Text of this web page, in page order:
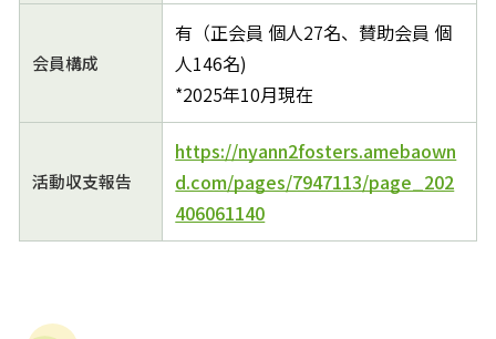
会員構成
有（正会員 個人27名、賛助会員 個
人146名)
*2025年10月現在
活動収支報告
https://nyann2fosters.amebaown
d.com/pages/7947113/page_202
406061140